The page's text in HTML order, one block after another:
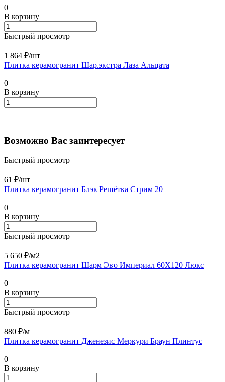
0
В корзину
Быстрый просмотр
1 864 ₽/шт
Плитка керамогранит Шар.экстра Лаза Альцата
0
В корзину
Возможно Вас заинтересует
Быстрый просмотр
61 ₽/шт
Плитка керамогранит Блэк Решётка Стрим 20
0
В корзину
Быстрый просмотр
5 650 ₽/м2
Плитка керамогранит Шарм Эво Империал 60X120 Люкс
0
В корзину
Быстрый просмотр
880 ₽/м
Плитка керамогранит Дженезис Меркури Браун Плинтус
0
В корзину